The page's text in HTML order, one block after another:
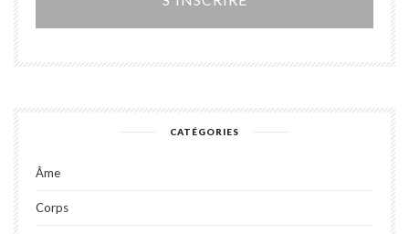
CATÉGORIES
Âme
Corps